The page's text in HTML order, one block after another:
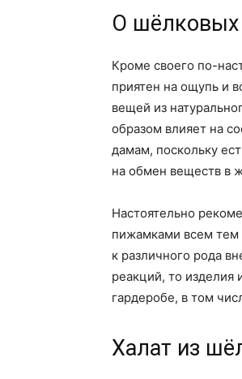
О шёлковых
Кроме своего по-
приятен на ощупь и
вещей из
образом влияет на
дамам, поскольку
на обмен веществ в
Настоятельно
пижамками всем тем
к различного рода
реакций, то изделия
гардеробе, в том
Халат из